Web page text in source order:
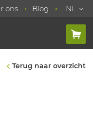
ons Blog NL
Terug naar overzicht